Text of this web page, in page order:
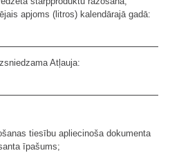
apjoms (litros) kalendārajā gadā:
Atļauja:
tiesību apliecinoša dokumenta
īpašums;